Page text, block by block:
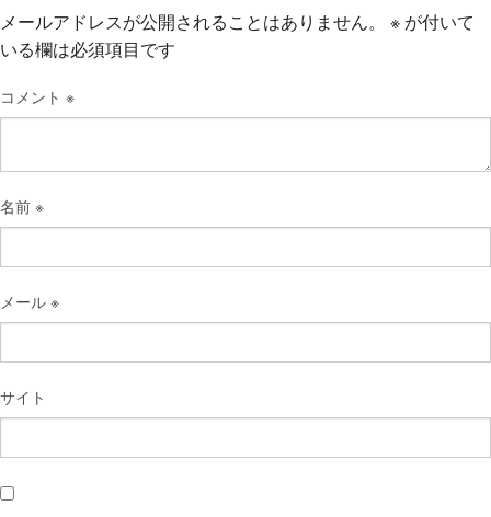
メールアドレスが公開されることはありません。 ※ が付いて
いる欄は必須項目です
コメント ※
名前 ※
メール ※
サイト